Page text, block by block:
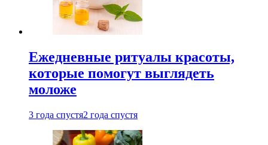
Ежедневные ритуалы красоты,
которые помогут выглядеть
моложе
3 года спустя2 года спустя